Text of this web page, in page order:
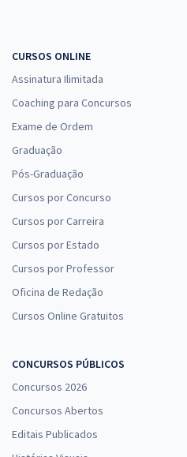
CURSOS ONLINE
Assinatura Ilimitada
Coaching para Concursos
Exame de Ordem
Graduação
Pós-Graduação
Cursos por Concurso
Cursos por Carreira
Cursos por Estado
Cursos por Professor
Oficina de Redação
Cursos Online Gratuitos
CONCURSOS PÚBLICOS
Concursos 2026
Concursos Abertos
Editais Publicados